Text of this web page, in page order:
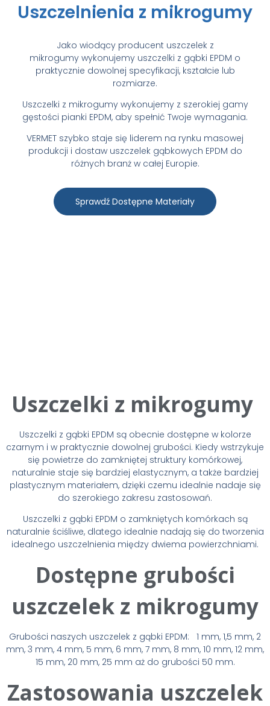
Uszczelnienia z mikrogumy
Jako wiodący producent uszczelek z
mikrogumy wykonujemy uszczelki z gąbki EPDM o
praktycznie dowolnej specyfikacji, kształcie lub
rozmiarze.
Uszczelki z mikrogumy wykonujemy z szerokiej gamy
gęstości pianki EPDM, aby spełnić Twoje wymagania.
VERMET szybko staje się liderem na rynku masowej
produkcji i dostaw uszczelek gąbkowych EPDM do
różnych branż w całej Europie.
Sprawdź Dostępne Materiały
Uszczelki z mikrogumy
Uszczelki z gąbki EPDM są obecnie dostępne w kolorze
czarnym i w praktycznie dowolnej grubości. Kiedy wstrzykuje
się powietrze do zamkniętej struktury komórkowej,
naturalnie staje się bardziej elastycznym, a także bardziej
plastycznym materiałem, dzięki czemu idealnie nadaje się
do szerokiego zakresu zastosowań.
Uszczelki z gąbki EPDM o zamkniętych komórkach są
naturalnie ściśliwe, dlatego idealnie nadają się do tworzenia
idealnego uszczelnienia między dwiema powierzchniami.
Dostępne grubości
uszczelek z mikrogumy
Grubości naszych uszczelek z gąbki EPDM: 1 mm, 1,5 mm, 2
mm, 3 mm, 4 mm, 5 mm, 6 mm, 7 mm, 8 mm, 10 mm, 12 mm,
15 mm, 20 mm, 25 mm aż do grubości 50 mm.
Zastosowania uszczelek